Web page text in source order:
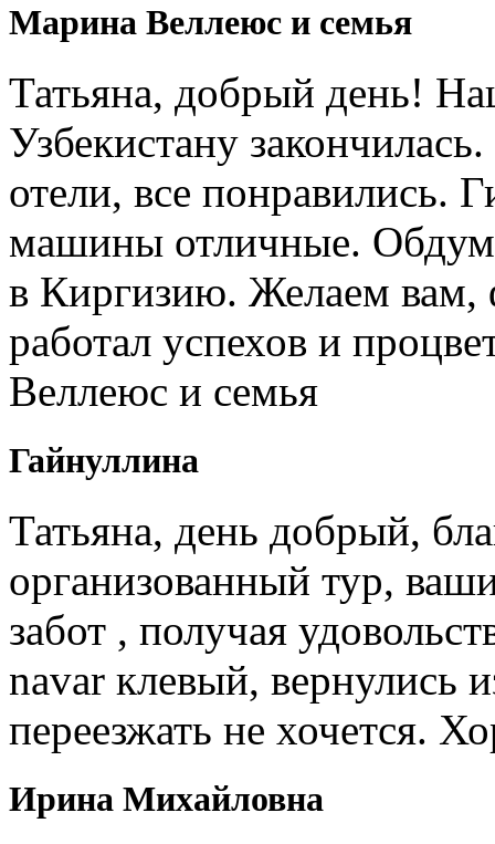
Марина Веллеюс и семья
Татьяна, добрый день!
Узбекистану
отели, все понравились.
машины отличные.
в Киргизию. Желаем вам,
работал успехов и
Веллеюс и семья
Гайнуллина
Татьяна, день добрый,
организованный тур,
забот , получая
navar клевый, вернулись
переезжать не хочется.
Ирина Михайловна